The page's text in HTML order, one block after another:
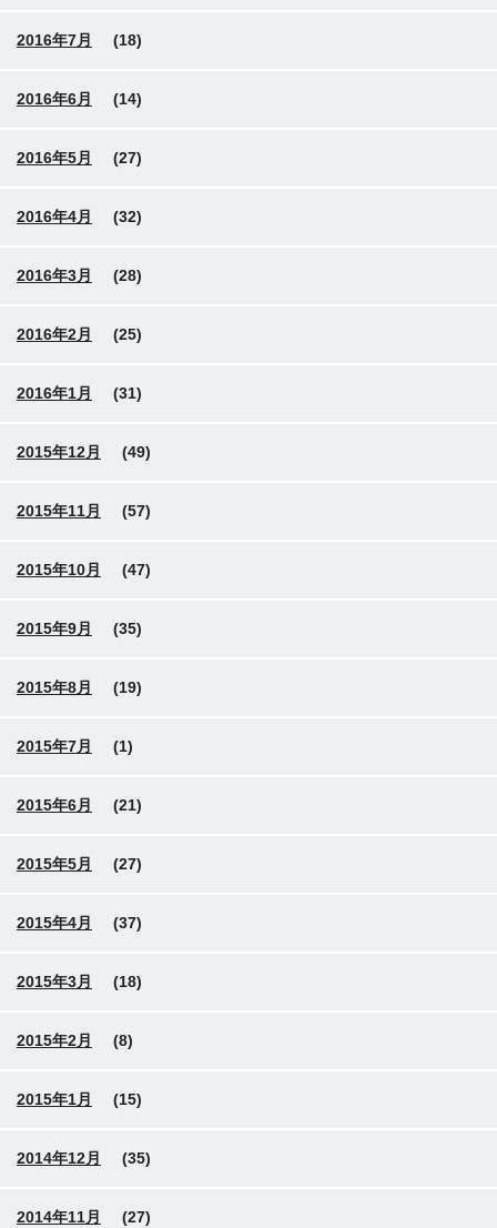
2016年7月 (18)
2016年6月 (14)
2016年5月 (27)
2016年4月 (32)
2016年3月 (28)
2016年2月 (25)
2016年1月 (31)
2015年12月 (49)
2015年11月 (57)
2015年10月 (47)
2015年9月 (35)
2015年8月 (19)
2015年7月 (1)
2015年6月 (21)
2015年5月 (27)
2015年4月 (37)
2015年3月 (18)
2015年2月 (8)
2015年1月 (15)
2014年12月 (35)
2014年11月 (27)